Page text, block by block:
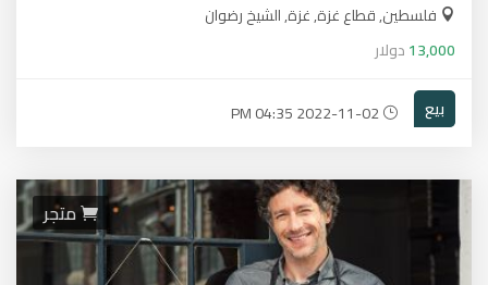
فلسطين, قطاع غزة, غزة, الشيخ رضوان
13,000دولار
بيع
متجر